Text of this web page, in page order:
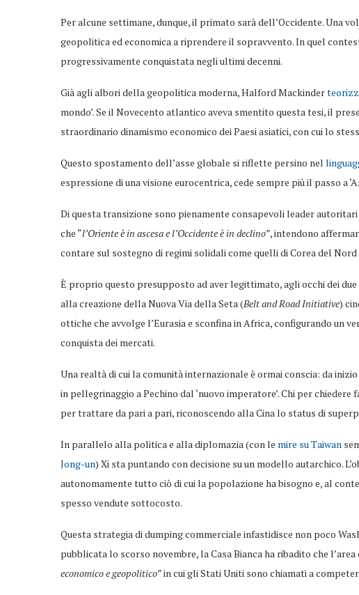
Per alcune settimane, dunque, il primato sarà dell’Occidente. Una
geopolitica ed economica a riprendere il sopravvento. In quel
progressivamente conquistata negli ultimi decenni.
Già agli albori della geopolitica moderna, Halford Mackinder
mondo’. Se il Novecento atlantico aveva smentito questa tesi, il
straordinario dinamismo economico dei Paesi asiatici, con cui lo
Questo spostamento dell’asse globale si riflette persino nel
espressione di una visione eurocentrica, cede sempre più il passo a
Di questa transizione sono pienamente consapevoli leader
che “l’Oriente è in ascesa e l’Occidente è in declino”, intendono
contare sul sostegno di regimi solidali come quelli di Corea del Nord
È proprio questo presupposto ad aver legittimato, agli occhi dei
alla creazione della Nuova Via della Seta (Belt and Road Initiative)
ottiche che avvolge l’Eurasia e sconfina in Africa, configurando un
conquista dei mercati.
Una realtà di cui la comunità internazionale è ormai conscia: da
in pellegrinaggio a Pechino dal ‘nuovo imperatore’. Chi per
per trattare da pari a pari, riconoscendo alla Cina lo status di
In parallelo alla politica e alla diplomazia (con le mire su Taiwan
Jong-un) Xi sta puntando con decisione su un modello autarchico.
autonomamente tutto ciò di cui la popolazione ha bisogno e, al
spesso vendute sottocosto.
Questa strategia di dumping commerciale infastidisce non poco
pubblicata lo scorso novembre, la Casa Bianca ha ribadito che
economico e geopolitico”in cui gli Stati Uniti sono chiamati a